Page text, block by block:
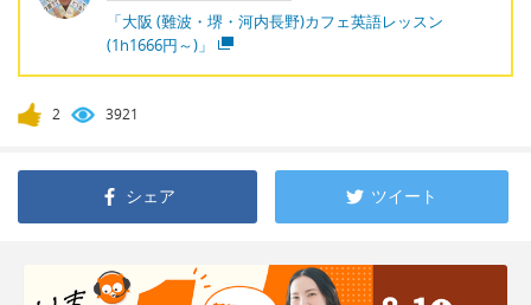
「大阪 (難波・堺・河内長野)カフェ英語レッスン
(1h1666円～)」
2 3921
シェア ツイート